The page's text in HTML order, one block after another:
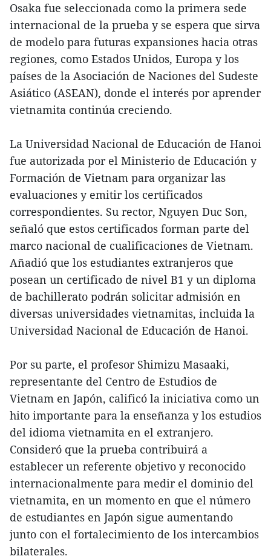
Osaka fue seleccionada como la primera sede
internacional de la prueba y se espera que sirva
de modelo para futuras expansiones hacia otras
regiones, como Estados Unidos, Europa y los
países de la Asociación de Naciones del Sudeste
Asiático (ASEAN), donde el interés por aprender
vietnamita continúa creciendo.
La Universidad Nacional de Educación de Hanoi
fue autorizada por el Ministerio de Educación y
Formación de Vietnam para organizar las
evaluaciones y emitir los certificados
correspondientes. Su rector, Nguyen Duc Son,
señaló que estos certificados forman parte del
marco nacional de cualificaciones de Vietnam.
Añadió que los estudiantes extranjeros que
posean un certificado de nivel B1 y un diploma
de bachillerato podrán solicitar admisión en
diversas universidades vietnamitas, incluida la
Universidad Nacional de Educación de Hanoi.
Por su parte, el profesor Shimizu Masaaki,
representante del Centro de Estudios de
Vietnam en Japón, calificó la iniciativa como un
hito importante para la enseñanza y los estudios
del idioma vietnamita en el extranjero.
Consideró que la prueba contribuirá a
establecer un referente objetivo y reconocido
internacionalmente para medir el dominio del
vietnamita, en un momento en que el número
de estudiantes en Japón sigue aumentando
junto con el fortalecimiento de los intercambios
bilaterales.